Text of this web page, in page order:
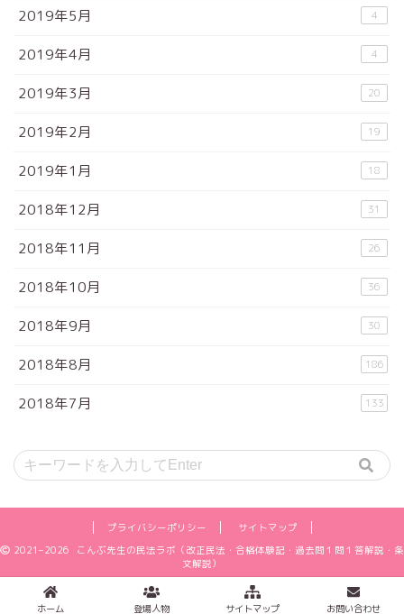
2019年5月 4
2019年4月 4
2019年3月 20
2019年2月 19
2019年1月 18
2018年12月 31
2018年11月 26
2018年10月 36
2018年9月 30
2018年8月 186
2018年7月 133
プライバシーポリシー
サイトマップ
2021–2026 こんぶ先生の民法ラボ（改正民法・合格体験記・過去問１問１答解説・条
文解説）
ホーム 登場人物 サイトマップ お問い合わせ